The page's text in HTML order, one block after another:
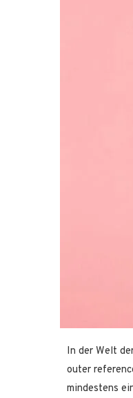
In der Welt
outer
mindestens